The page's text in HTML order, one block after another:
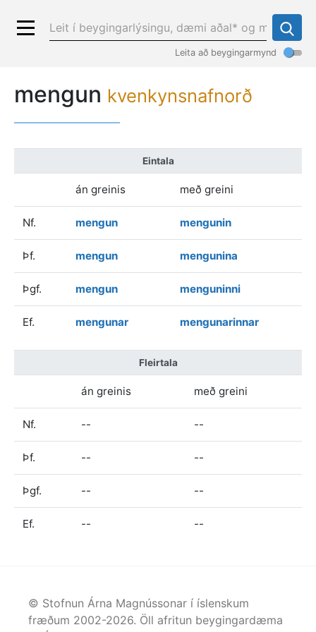
Leita að beygingarmynd
mengun kvenkynsnafnorð
Eintala
án greinis með greini
Nf. mengun mengunin
Þf. mengun mengunina
Þgf. mengun menguninni
Ef. mengunar mengunarinnar
Fleirtala
án greinis með greini
Nf. -- --
Þf. -- --
Þgf. -- --
Ef. -- --
© Stofnun Árna Magnússonar í íslenskum
fræðum 2002-2026. Öll afritun beygingardæma